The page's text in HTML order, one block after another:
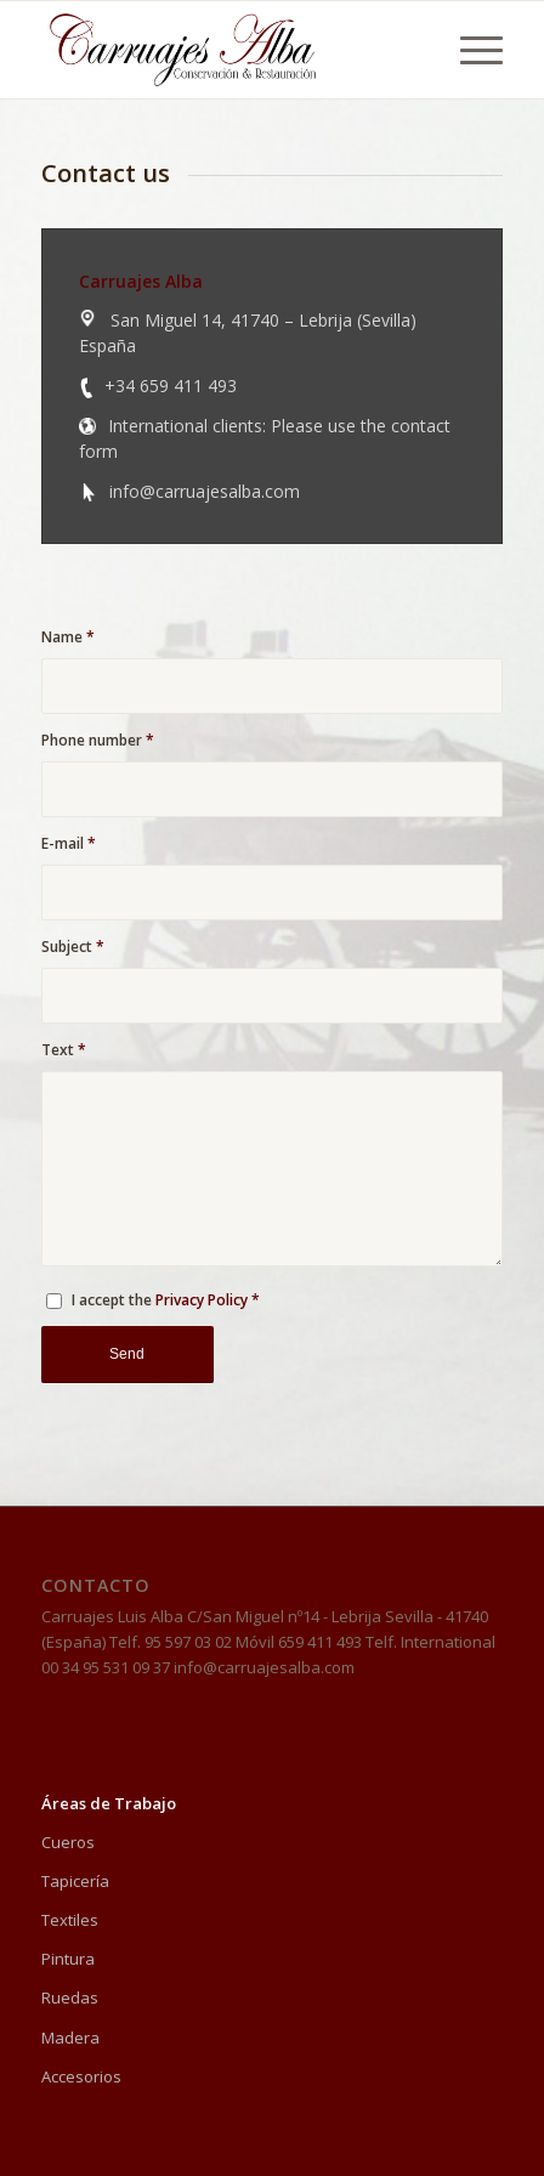
Contact us
Carruajes Alba
San Miguel 14, 41740 – Lebrija (Sevilla)
España
+34 659 411 493
International clients: Please use the contact
form
info@carruajesalba.com
Name*
Phone number*
E-mail *
Subject*
Text*
I accept thePrivacy Policy *
CONTACTO
Carruajes Luis Alba C/San Miguel nº14 - Lebrija Sevilla - 41740
(España) Telf. 95 597 03 02 Móvil 659 411 493 Telf. International
00 34 95 531 09 37 info@carruajesalba.com
Áreas de Trabajo
Cueros
Tapicería
Textiles
Pintura
Ruedas
Madera
Accesorios